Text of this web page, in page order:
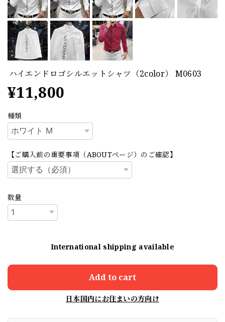
ハイエンドロゴシルエットシャツ（2color） M0603
¥11,800
種類
【ご購入前の重要事項（ABOUTページ）のご確認】
数量
International shipping available
Add to cart
日本国内にお住まいの方向け